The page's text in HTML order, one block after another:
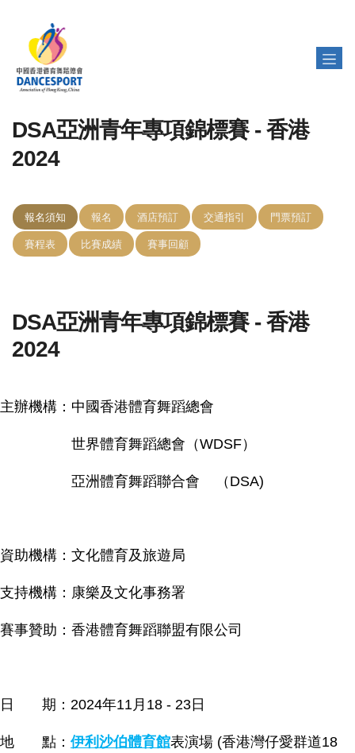
DSA亞洲青年專項錦標賽 - 香港
2024
報名須知 報名 酒店預訂 交通指引
門票預訂
賽程表
比賽成績 賽事回顧
DSA亞洲青年專項錦標賽 - 香港
2024
主辦機構：中國香港體育舞蹈總會
世界體育舞蹈總會（WDSF）
亞洲體育舞蹈聯合會 （DSA)
資助機構： 文化體育及旅遊局
支持機構：康樂及文化事務署
賽事贊助：香港體育舞蹈聯盟有限公司
日 期：2024年11月18 - 23日
地 點： 伊利沙伯體育館表演場 (香港灣仔愛群道18